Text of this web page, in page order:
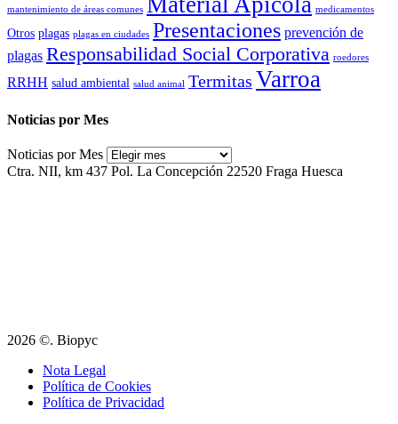
mantenimiento de áreas comunes medicamentos
Otros plagas plagas en ciudades Presentaciones prevención de
plagas Responsabilidad Social Corporativa roedores
RRHH salud ambiental salud animal Termitas Varroa
Noticias por Mes
Noticias por Mes
Ctra. NII, km 437 Pol. La Concepción 22520 Fraga Huesca
2026 ©. Biopyc
Nota Legal
Política de Cookies
Política de Privacidad